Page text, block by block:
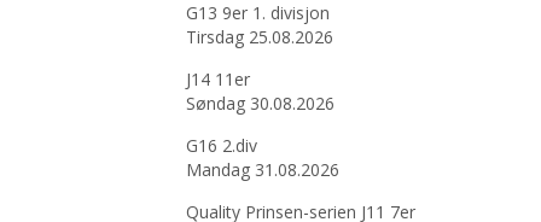
G13 9er 1. divisjon
Tirsdag 25.08.2026
J14 11er
Søndag 30.08.2026
G16 2.div
Mandag 31.08.2026
Quality Prinsen-serien J11 7er